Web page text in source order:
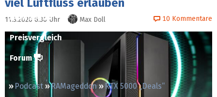
Downloads
Preisvergleich
Forum
Podcast RAMageddon
RTX 5000 „Deals“
11.3.2020 6:30 Uhr Max Doll 10 Kommentare